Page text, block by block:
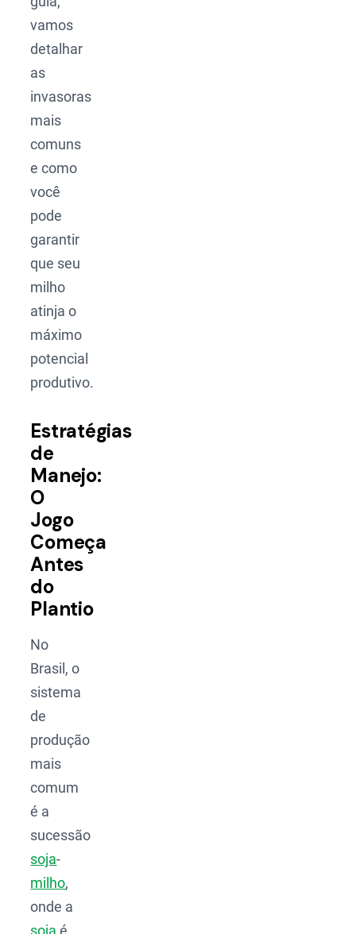
vamos
detalhar
as
invasoras
mais
comuns
e como
você
pode
garantir
que seu
milho
atinja o
máximo
potencial
produtivo.
Estratégias
de
Manejo:
O
Jogo
Começa
Antes
do
Plantio
No
Brasil, o
sistema
de
produção
mais
comum
é a
sucessão
soja-
milho,
onde a
soja é